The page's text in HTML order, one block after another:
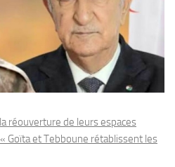
réouverture de leurs espaces
Goïta et Tebboune rétablissent les